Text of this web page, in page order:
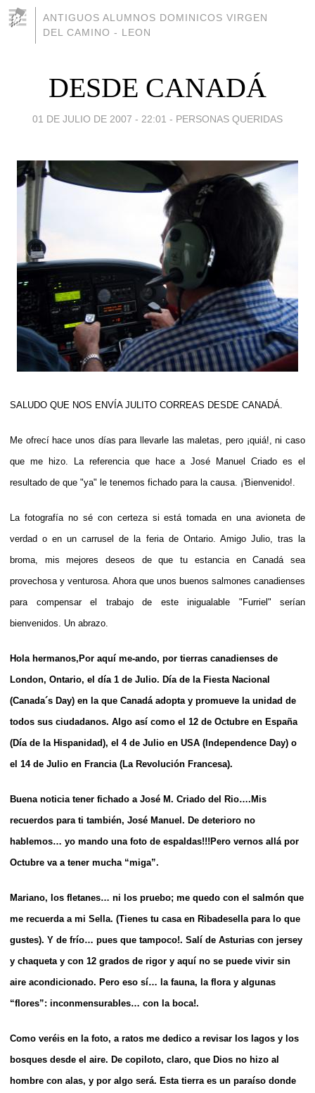
ANTIGUOS ALUMNOS DOMINICOS VIRGEN
DEL CAMINO - LEON
DESDE CANADÁ
01 DE JULIO DE 2007 - 22:01 - PERSONAS QUERIDAS
SALUDO QUE NOS ENVÍA JULITO CORREAS DESDE CANADÁ.
Me ofrecí hace unos días para llevarle las maletas, pero ¡quiá!, ni caso
que me hizo. La referencia que hace a José Manuel Criado es el
resultado de que "ya" le tenemos fichado para la causa. ¡'Bienvenido!.
La fotografía no sé con certeza si está tomada en una avioneta de
verdad o en un carrusel de la feria de Ontario. Amigo Julio, tras la
broma, mis mejores deseos de que tu estancia en Canadá sea
provechosa y venturosa. Ahora que unos buenos salmones canadienses
para compensar el trabajo de este inigualable "Furriel" serían
bienvenidos. Un abrazo.
Hola hermanos, Por aquí me-ando, por tierras canadienses de
London, Ontario, el día 1 de Julio. Día de la Fiesta Nacional
(Canada´s Day) en la que Canadá adopta y promueve la unidad de
todos sus ciudadanos. Algo así como el 12 de Octubre en España
(Día de la Hispanidad), el 4 de Julio en USA (Independence Day) o
el 14 de Julio en Francia (La Revolución Francesa).
Buena noticia tener fichado a José M. Criado del Rio….Mis
recuerdos para ti también, José Manuel. De deterioro no
hablemos… yo mando una foto de espaldas!!! Pero vernos allá por
Octubre va a tener mucha “miga”.
Mariano, los fletanes… ni los pruebo; me quedo con el salmón que
me recuerda a mi Sella. (Tienes tu casa en Ribadesella para lo que
gustes). Y de frío… pues que tampoco!. Salí de Asturias con jersey
y chaqueta y con 12 grados de rigor y aquí no se puede vivir sin
aire acondicionado. Pero eso sí… la fauna, la flora y algunas
“flores”: inconmensurables… con la boca!.
Como veréis en la foto, a ratos me dedico a revisar los lagos y los
bosques desde el aire. De copiloto, claro, que Dios no hizo al
hombre con alas, y por algo será. Esta tierra es un paraíso donde